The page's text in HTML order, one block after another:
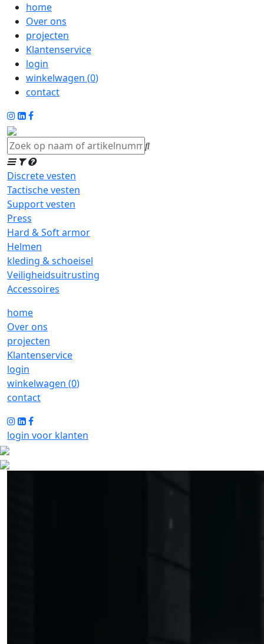
home
Over ons
projecten
Klantenservice
login
winkelwagen (0)
contact
Discrete vesten
Tactische vesten
Support vesten
Press
Hard & Soft armor
Helmen
kleding & schoeisel
Veiligheidsuitrusting
Accessoires
home
Over ons
projecten
Klantenservice
login
winkelwagen (0)
contact
login voor klanten